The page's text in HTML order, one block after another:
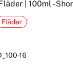
| 100ml -
16
Fläder